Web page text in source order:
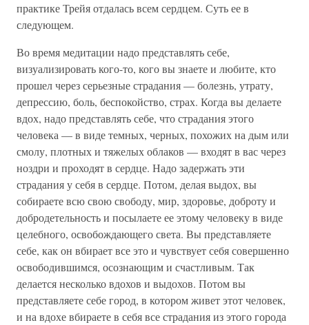
практике Трейя отдалась всем сердцем. Суть ее в
следующем.
Во время медитации надо представлять себе,
визуализировать кого-то, кого вы знаете и любите, кто
прошел через серьезные страдания — болезнь, утрату,
депрессию, боль, беспокойство, страх. Когда вы делаете
вдох, надо представлять себе, что страдания этого
человека — в виде темных, черных, похожих на дым или
смолу, плотных и тяжелых облаков — входят в вас через
ноздри и проходят в сердце. Надо задержать эти
страдания у себя в сердце. Потом, делая выдох, вы
собираете всю свою свободу, мир, здоровье, доброту и
добродетельность и посылаете ее этому человеку в виде
целебного, освобождающего света. Вы представляете
себе, как он вбирает все это и чувствует себя совершенно
освободившимся, осознающим и счастливым. Так
делается несколько вдохов и выдохов. Потом вы
представляете себе город, в котором живет этот человек,
и на вдохе вбираете в себя все страдания из этого города